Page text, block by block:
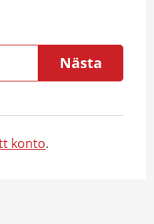
Nästa
konto.